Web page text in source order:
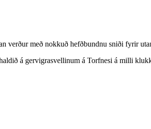
verður með nokkuð hefðbundnu sniði fyrir
á gervigrasvellinum á Torfnesi á milli